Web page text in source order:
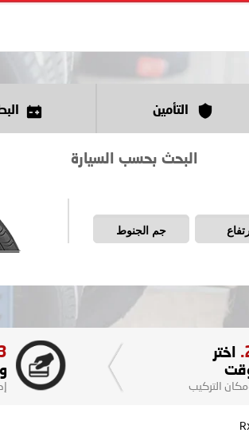
التأمين
البحث بحسب السيارة
جم الجنوط
اختر
التركيب